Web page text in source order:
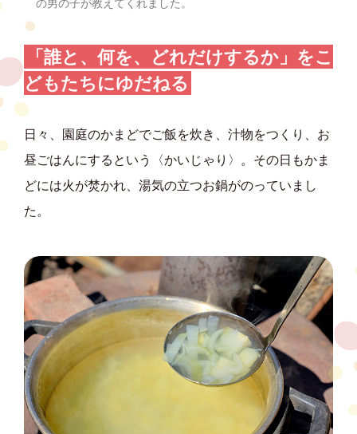
の男の子が教えてくれました。
「誰と、何を、どれだけするか」 をこ
どもたちにゆだねる
日々、園庭のかまどでご飯を炊き、汁物をつくり、お
昼ごはんにするという〈かいじゃり〉。その日もかま
どには火が焚かれ、湯気の立つお鍋がのっていまし
た。